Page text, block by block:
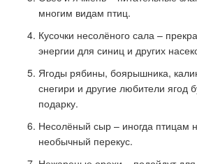
многим видам птиц.
Кусочки несолёного сала –
энергии для синиц и других
Ягоды рябины, боярышника,
снегири и другие любители ягод
подарку.
Несолёный сыр – иногда птицам
необычный перекус.